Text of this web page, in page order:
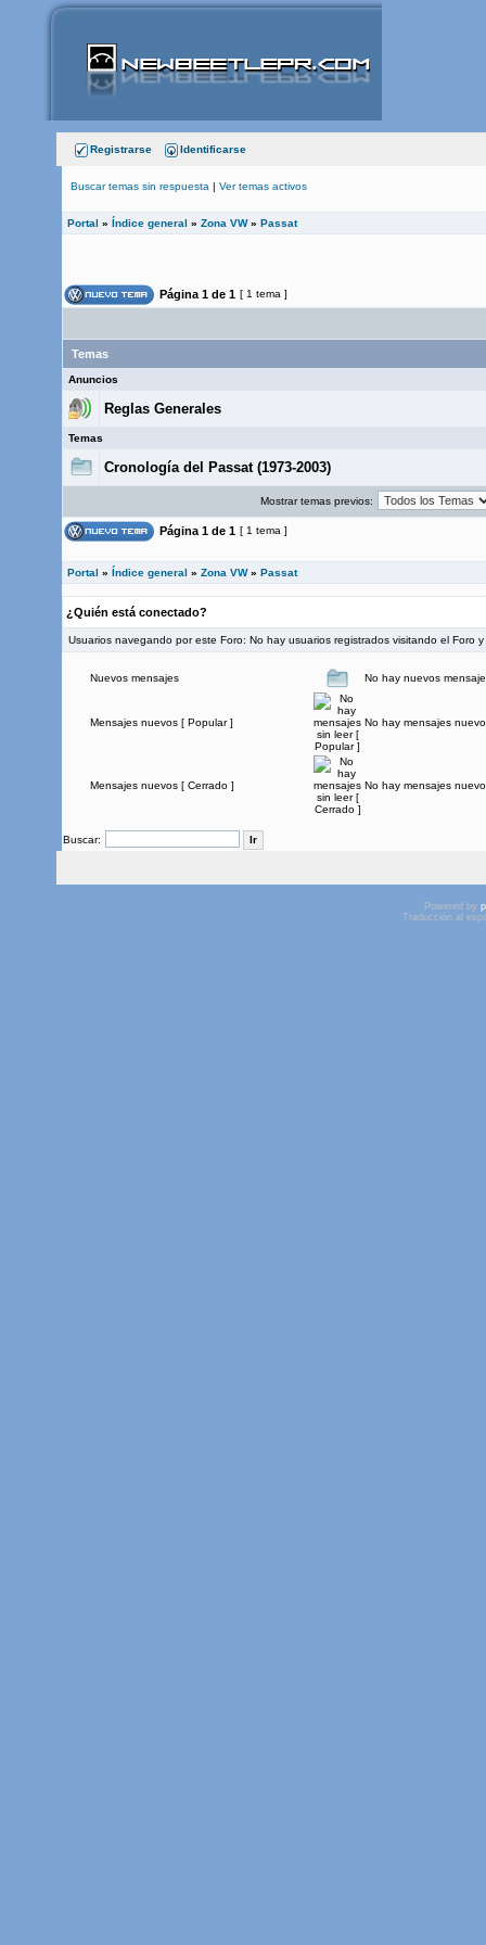
Registrarse Identificarse
Buscar temas sin respuesta | Ver temas activos
Portal » Índice general » Zona VW» Passat
Página 1 de 1 [ 1 tema ]
Temas
Anuncios
Reglas Generales
Temas
Cronologí­a del Passat (1973-2003)
Mostrar temas previos:
Página 1 de 1 [ 1 tema ]
Portal » Índice general » Zona VW» Passat
¿Quién está conectado?
Usuarios navegando por este Foro: No hay usuarios registrados visitando el Foro
Nuevos mensajes No hay nuevos
Mensajes nuevos [ Popular ] No hay mensajes
Mensajes nuevos [ Cerrado ] No hay mensajes
Buscar:
Powered by
Traducción al